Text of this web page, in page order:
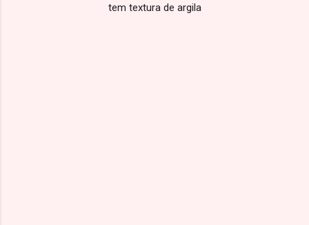
tem textura de argila